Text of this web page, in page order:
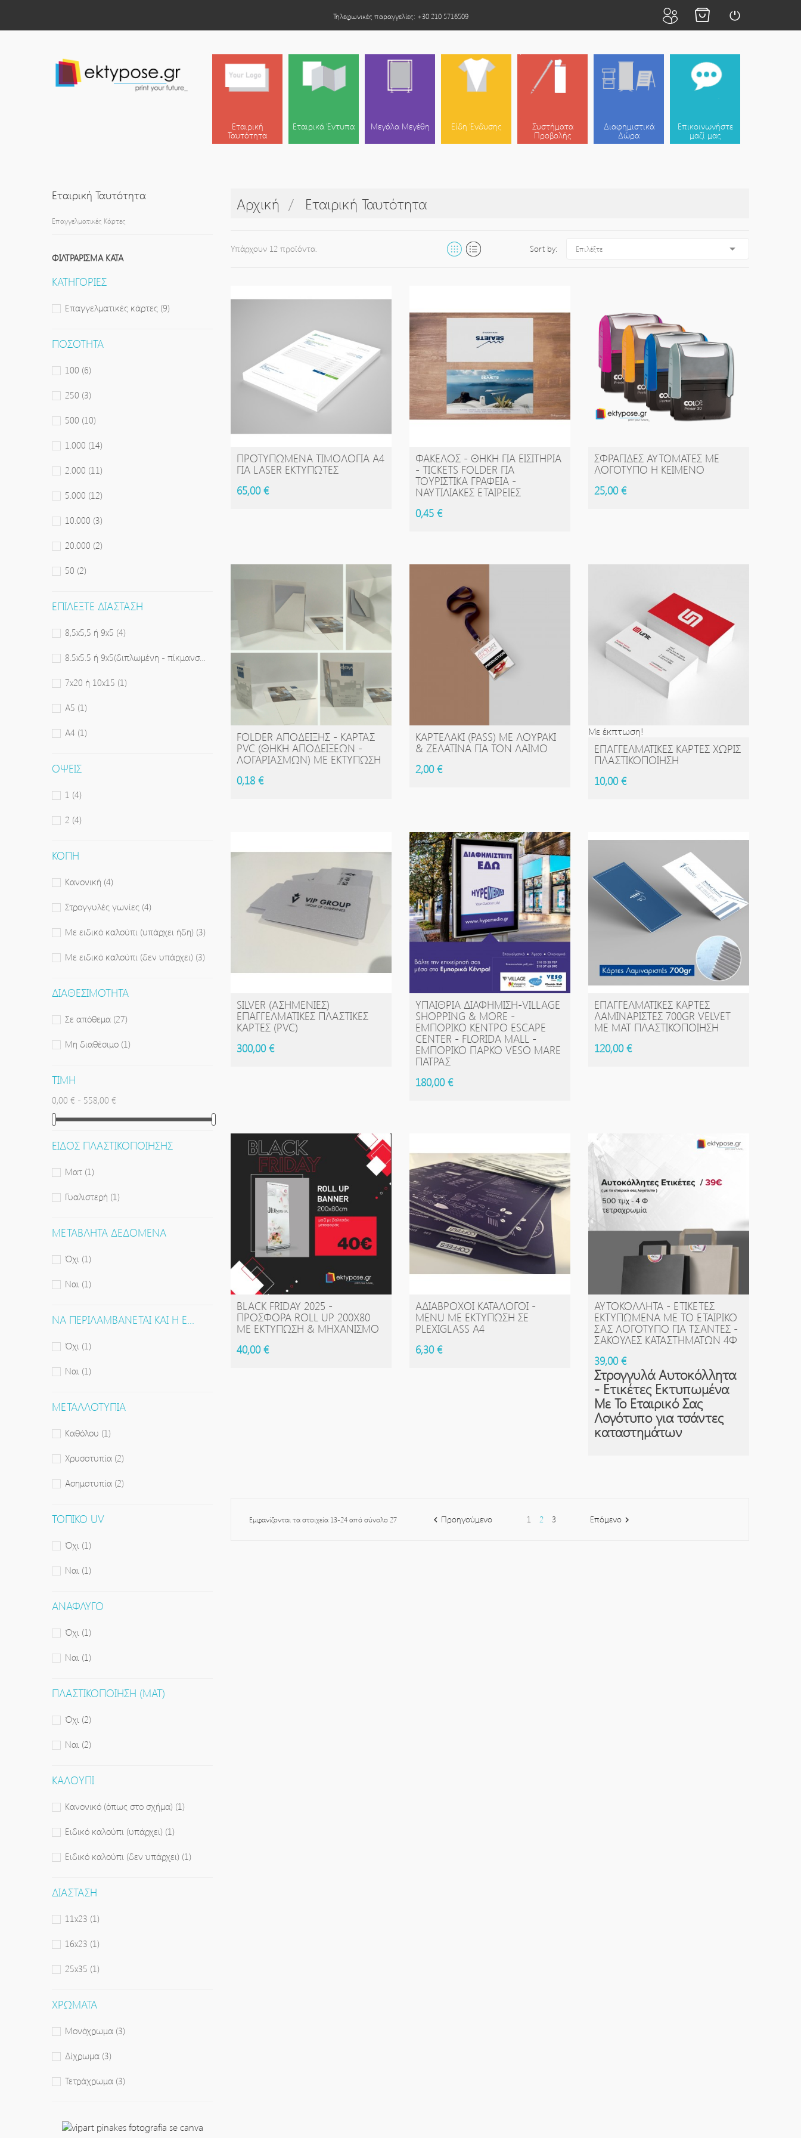
Τηλεφωνικές παραγγελίες: +30 210 5716509
Εταιρική
Ταυτότητα
Εταιρικά Έντυπα Μεγάλα Μεγέθη Είδη Ένδυσης Συστήματα
Προβολής
Διαφημιστικά
Δώρα
Επικοινωνήστε
μαζί μας
Εταιρική Ταυτότητα
Επαγγελματικές Κάρτες
ΦΙΛΤΡΆΡΙΣΜΑ ΚΑΤΆ
ΚΑΤΗΓΟΡΊΕΣ
Επαγγελματικές κάρτες (9)
ΠΟΣΌΤΗΤΑ
100 (6)
250 (3)
500 (10)
1.000 (14)
2.000 (11)
5.000 (12)
10.000 (3)
20.000 (2)
50 (2)
ΕΠΙΛΈΞΤΕ ΔΙΆΣΤΑΣΗ
8,5x5,5 ή 9x5 (4)
8.5x5.5 ή 9x5(διπλωμένη - πίκμανση)
7x20 ή 10x15 (1)
A5 (1)
A4 (1)
ΌΨΕΙΣ
1 (4)
2 (4)
ΚΟΠΉ
Κανονική (4)
Στρογγυλές γωνίες (4)
Με ειδικό καλούπι (υπάρχει ήδη) (3)
Με ειδικό καλούπι (δεν υπάρχει) (3)
ΔΙΑΘΕΣΙΜΌΤΗΤΑ
Σε απόθεμα (27)
Μη διαθέσιμο (1)
ΤΙΜΉ
0,00 € - 558,00 €
ΕΊΔΟΣ ΠΛΑΣΤΙΚΟΠΟΊΗΣΗΣ
Ματ (1)
Γυαλιστερή (1)
ΜΕΤΑΒΛΗΤΆ ΔΕΔΟΜΈΝΑ
Όχι (1)
Ναι (1)
ΝΑ ΠΕΡΙΛΑΜΒΆΝΕΤΑΙ ΚΑΙ Η ΕΚΤΎΠΩΣΗ ΜΟΥΣΑΜΆ
Όχι (1)
Ναι (1)
ΜΕΤΑΛΛΟΤΥΠΊΑ
Καθόλου (1)
Χρυσοτυπία (2)
Ασημοτυπία (2)
ΤΟΠΙΚΌ UV
Όχι (1)
Ναι (1)
ΑΝΆΦΛΥΓΟ
Όχι (1)
Ναι (1)
ΠΛΑΣΤΙΚΟΠΟΊΗΣΗ (ΜΑΤ)
Όχι (2)
Ναι (2)
ΚΑΛΟΎΠΙ
Κανονικό (όπως στο σχήμα) (1)
Ειδικό καλούπι (υπάρχει) (1)
Ειδικό καλούπι (δεν υπάρχει) (1)
ΔΙΆΣΤΑΣΗ
11x23 (1)
16x23 (1)
25x35 (1)
ΧΡΏΜΑΤΑ
Μονόχρωμα (3)
Δίχρωμα (3)
Τετράχρωμα (3)
Αρχική Εταιρική Ταυτότητα
Υπάρχουν 12 προϊόντα. Sort by: Επιλέξτε 
ΑΓΟΡΆ
ΠΡΟΤΥΠΩΜΈΝΑ ΤΙΜΟΛΌΓΙΑ Α4
ΓΙΑ LASER ΕΚΤΥΠΩΤΈΣ
65,00 €
ΑΓΟΡΆ
ΦΆΚΕΛΟΣ - ΘΉΚΗ ΓΙΑ ΕΙΣΙΤΉΡΙΑ
- TICKETS FOLDER ΓΙΑ
ΤΟΥΡΙΣΤΙΚΆ ΓΡΑΦΕΊΑ -
ΝΑΥΤΙΛΙΑΚΈΣ ΕΤΑΙΡΕΊΕΣ
0,45 €
ΑΓΟΡΆ
ΣΦΡΑΓΊΔΕΣ ΑΥΤΌΜΑΤΕΣ ΜΕ
ΛΟΓΌΤΥΠΟ Η ΚΕΊΜΕΝΟ
25,00 €
ΑΓΟΡΆ
FOLDER ΑΠΌΔΕΙΞΗΣ - ΚΆΡΤΑΣ
PVC (ΘΉΚΗ ΑΠΟΔΕΊΞΕΩΝ -
ΛΟΓΑΡΙΑΣΜΏΝ) ΜΕ ΕΚΤΎΠΩΣΗ
0,18 €
ΑΓΟΡΆ
ΚΑΡΤΕΛΆΚΙ (PASS) ΜΕ ΛΟΥΡΆΚΙ
& ΖΕΛΑΤΊΝΑ ΓΙΑ ΤΟΝ ΛΑΙΜΌ
2,00 €
Με έκπτωση!
ΑΓΟΡΆ
ΕΠΑΓΓΕΛΜΑΤΙΚΈΣ ΚΆΡΤΕΣ ΧΩΡΊΣ
ΠΛΑΣΤΙΚΟΠΟΊΗΣΗ
10,00 €
ΑΓΟΡΆ
SILVER (ΑΣΗΜΈΝΙΕΣ)
ΕΠΑΓΓΕΛΜΑΤΙΚΈΣ ΠΛΑΣΤΙΚΈΣ
ΚΆΡΤΕΣ (PVC)
300,00 €
ΑΓΟΡΆ
ΥΠΑΊΘΡΙΑ ΔΙΑΦΉΜΙΣΗ-VILLAGE
SHOPPING & MORE -
EΜΠΟΡΙΚΌ ΚΈΝΤΡΟ ESCAPE
CENTER - FLORIDA MALL -
ΕΜΠΟΡΙΚΌ ΠΆΡΚΟ VESO MARE
ΠΆΤΡΑΣ
180,00 €
ΑΓΟΡΆ
ΕΠΑΓΓΕΛΜΑΤΙΚΈΣ ΚΆΡΤΕΣ
ΛΑΜΙΝΑΡΙΣΤΈΣ 700GR VELVET
ΜΕ ΜΑΤ ΠΛΑΣΤΙΚΟΠΟΊΗΣΗ
120,00 €
ΑΓΟΡΆ
BLACK FRIDAY 2025 -
ΠΡΟΣΦΟΡΆ ROLL UP 200X80
ΜΕ ΕΚΤΎΠΩΣΗ & ΜΗΧΑΝΙΣΜΌ
40,00 €
ΑΓΟΡΆ
ΑΔΙΆΒΡΟΧΟΙ ΚΑΤΑΛΌΓΟΙ -
MENU ΜΕ ΕΚΤΎΠΩΣΗ ΣΕ
PLEXIGLASS A4
6,30 €
ΑΓΟΡΆ
ΑΥΤΟΚΌΛΛΗΤΑ - ΕΤΙΚΈΤΕ
Σ ΕΚΤΥΠΩΜΈΝΑ ΜΕ ΤΟ ΕΤΑΙΡΙ
ΚΌ ΣΑΣ ΛΟΓΌΤΥΠΟ ΓΙΑ ΤΣΆΝ
ΤΕΣ - ΣΑΚΟΎΛΕΣ ΚΑΤΑΣΤΗΜΆΤΩΝ 4Φ
39,00 €
Στρογγυλά Αυτοκόλλητα
- Ετικέτες Εκτυπωμένα
Με Το Εταιρικό Σας
Λογότυπο για τσάντες
καταστημάτων
Εμφανίζονται τα στοιχεία 13-24 από σύνολο 27  Προηγούμενο 1 2 3 Επόμενο 